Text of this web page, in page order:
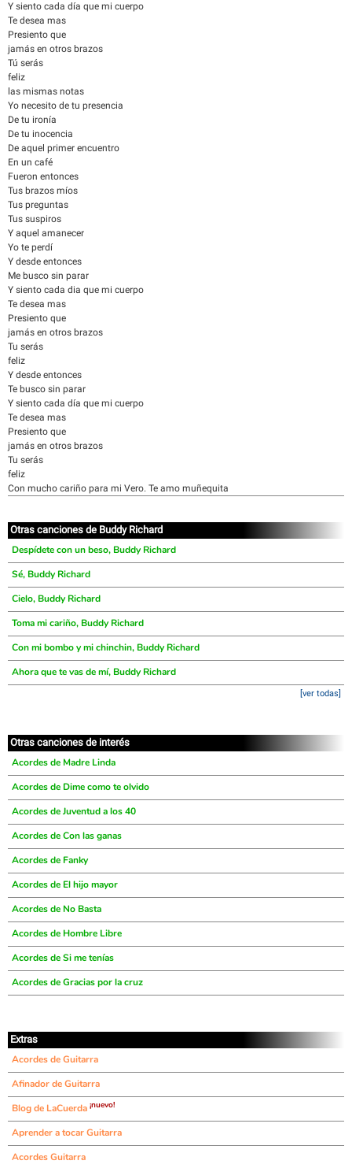
Y siento cada día que mi cuerpo
Te desea mas
Presiento que
jamás en otros brazos
Tú serás
feliz
las mismas notas
Yo necesito de tu presencia
De tu ironía
De tu inocencia
De aquel primer encuentro
En un café
Fueron entonces
Tus brazos míos
Tus preguntas
Tus suspiros
Y aquel amanecer
Yo te perdí
Y desde entonces
Me busco sin parar
Y siento cada dia que mi cuerpo
Te desea mas
Presiento que
jamás en otros brazos
Tu serás
feliz
Y desde entonces
Te busco sin parar
Y siento cada día que mi cuerpo
Te desea mas
Presiento que
jamás en otros brazos
Tu serás
feliz
Con mucho cariño para mi Vero. Te amo muñequita
Otras canciones de Buddy Richard
Despídete con un beso, Buddy Richard
Sé, Buddy Richard
Cielo, Buddy Richard
Toma mi cariño, Buddy Richard
Con mi bombo y mi chinchin, Buddy Richard
Ahora que te vas de mí, Buddy Richard
[ver todas]
Otras canciones de interés
Acordes de Madre Linda
Acordes de Dime como te olvido
Acordes de Juventud a los 40
Acordes de Con las ganas
Acordes de Fanky
Acordes de El hijo mayor
Acordes de No Basta
Acordes de Hombre Libre
Acordes de Si me tenías
Acordes de Gracias por la cruz
Extras
Acordes de Guitarra
Afinador de Guitarra
Blog de LaCuerda ¡nuevo!
Aprender a tocar Guitarra
Acordes Guitarra